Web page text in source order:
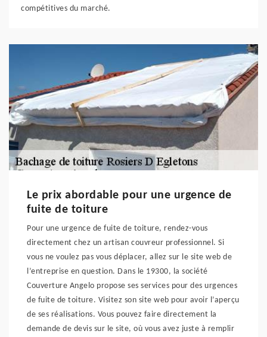
compétitives du marché.
Le prix abordable pour une urgence de
fuite de toiture
Pour une urgence de fuite de toiture, rendez-vous
directement chez un artisan couvreur professionnel. Si
vous ne voulez pas vous déplacer, allez sur le site web de
l’entreprise en question. Dans le 19300, la société
Couverture Angelo propose ses services pour des urgences
de fuite de toiture. Visitez son site web pour avoir l’aperçu
de ses réalisations. Vous pouvez faire directement la
demande de devis sur le site, où vous avez juste à remplir